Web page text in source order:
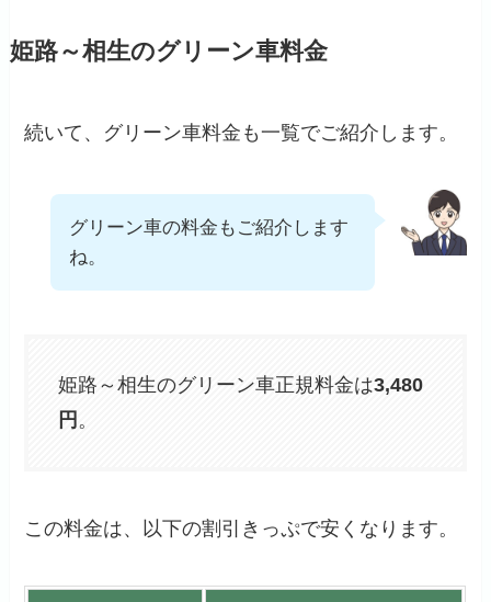
姫路～相生のグリーン車料金
続いて、グリーン車料金も一覧でご紹介します。
グリーン車の料金もご紹介します
ね。
姫路～相生のグリーン車正規料金は3,480
円 。
この料金は、以下の割引きっぷで安くなります。